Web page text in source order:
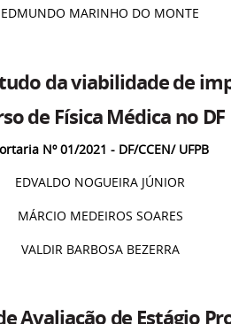
EDMUNDO MARINHO DO MONTE
da viabilidade de
de Física Médica no DF
Nº 01/2021 - DF/CCEN/ UFPB
EDVALDO NOGUEIRA JÚNIOR
MÁRCIO MEDEIROS SOARES
VALDIR BARBOSA BEZERRA
Avaliação de Estágio